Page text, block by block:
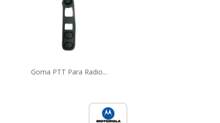
Goma PTT Para Radio...